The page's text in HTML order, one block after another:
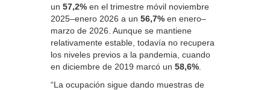
un 57,2% en el trimestre móvil noviembre
2025–enero 2026 a un 56,7% en enero–
marzo de 2026. Aunque se mantiene
relativamente estable, todavía no recupera
los niveles previos a la pandemia, cuando
en diciembre de 2019 marcó un 58,6%
“La ocupación sigue dando muestras de